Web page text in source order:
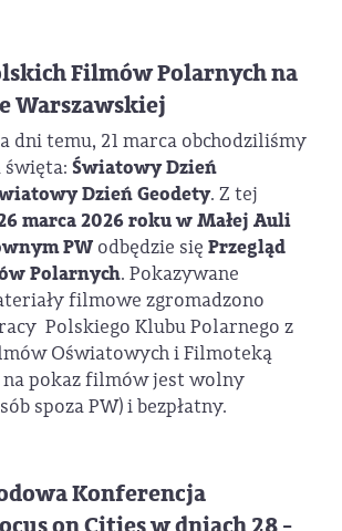
Filmów Polarnych na
Warszawskiej
dni temu, 21 marca obchodziliśmy
święta: Światowy Dzień
Dzień Geodety. Z tej
marca 2026 roku w Małej Auli
PW odbędzie się Przegląd
Polarnych. Pokazywane
filmowe zgromadzono
Polskiego Klubu Polarnego z
Oświatowych i Filmoteką
na pokaz filmów jest wolny
spoza PW) i bezpłatny.
Konferencja